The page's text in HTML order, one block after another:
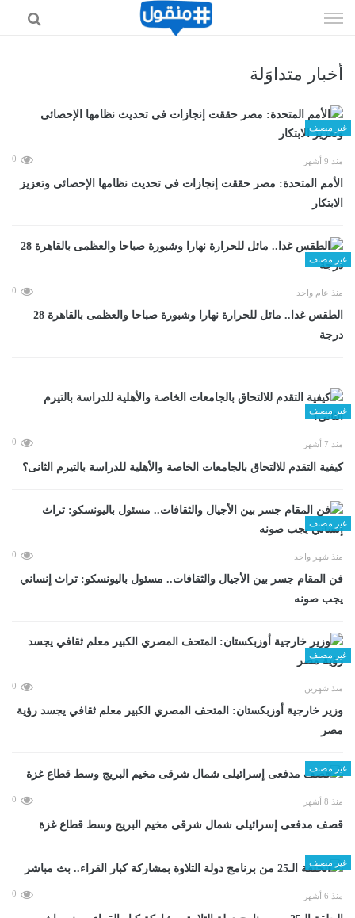
الى
أخبار متداوَلة
غير مصنف
منذ 9 أشهر 0
الأمم المتحدة: مصر حققت إنجازات فى تحديث نظامها الإحصائى وتعزيز
الابتكار
غير مصنف
منذ عام واحد 0
الطقس غدا.. مائل للحرارة نهارا وشبورة صباحا والعظمى بالقاهرة 28
درجة
غير مصنف
منذ 7 أشهر 0
كيفية التقدم للالتحاق بالجامعات الخاصة والأهلية للدراسة بالتيرم الثانى؟
غير مصنف
منذ شهر واحد 0
فن المقام جسر بين الأجيال والثقافات.. مسئول باليونسكو: تراث إنساني
يجب صونه
غير مصنف
منذ شهرين 0
وزير خارجية أوزبكستان: المتحف المصري الكبير معلم ثقافي يجسد رؤية
مصر
غير مصنف
منذ 8 أشهر 0
قصف مدفعى إسرائيلى شمال شرقى مخيم البريج وسط قطاع غزة
غير مصنف
منذ 6 أشهر 0